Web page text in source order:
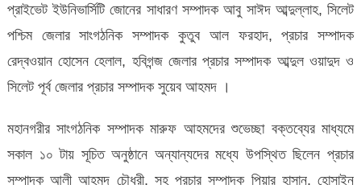
প্রাইভেট ইউনিভার্সিটি জোনের সাধারণ সম্পাদক আবু সাঈদ আব্দুল্লাহ, সিলেট
পশ্চিম জেলার সাংগঠনিক সম্পাদক কুতুব আল ফরহাদ, প্রচার সম্পাদক
রেদ্বওয়ান হোসেন হেলাল, হবিগন্জ জেলার প্রচার সম্পাদক আব্দুল ওয়াদুদ ও
সিলেট পূর্ব জেলার প্রচার সম্পাদক সুয়েব আহমদ ।
মহানগরীর সাংগঠনিক সম্পাদক মারুফ আহমদের শুভেচ্ছা বক্তব্যের মাধ্যমে
সকাল ১০ টায় সূচিত অনুষ্ঠানে অন্যান্যদের মধ্যে উপস্থিত ছিলেন প্রচার
সম্পাদক আলী আহমদ চৌধুরী, সহ প্রচার সম্পাদক পিয়ার হাসান, হোসাইন